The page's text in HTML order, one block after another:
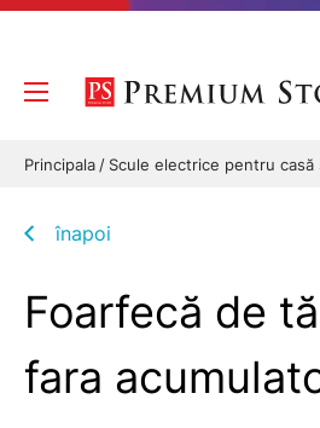
Principala Scule electrice pentru casă
înapoi
Foarfecă de
fara